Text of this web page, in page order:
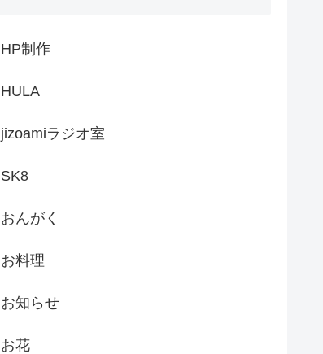
HP制作
HULA
jizoamiラジオ室
SK8
おんがく
お料理
お知らせ
お花